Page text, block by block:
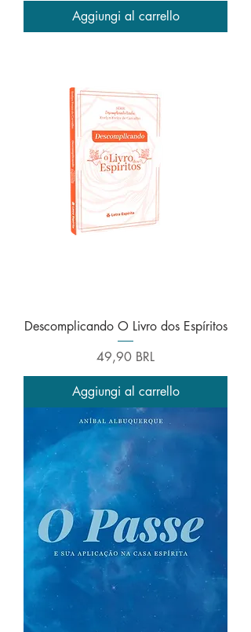
Aggiungi al carrello
Descomplicando O Livro dos Espíritos
Prezzo
49,90 BRL
Aggiungi al carrello